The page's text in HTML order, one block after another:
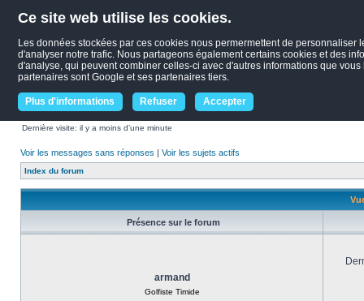
Ce site web utilise les cookies.
Les données stockées par ces cookies nous permermettent de
d'analyser notre trafic. Nous partageons également certains cookies et des
d'analyse, qui peuvent combiner celles-ci avec d'autres informations que
partenaires sont Google et ses partenaires tiers.
Plus d'informations Refuser Accepter
Dernière visite: il y a moins d’une minute
Voir les messages sans réponses | Voir les sujets actifs
Index du forum
Présence sur le forum
armand
Golfiste Timide